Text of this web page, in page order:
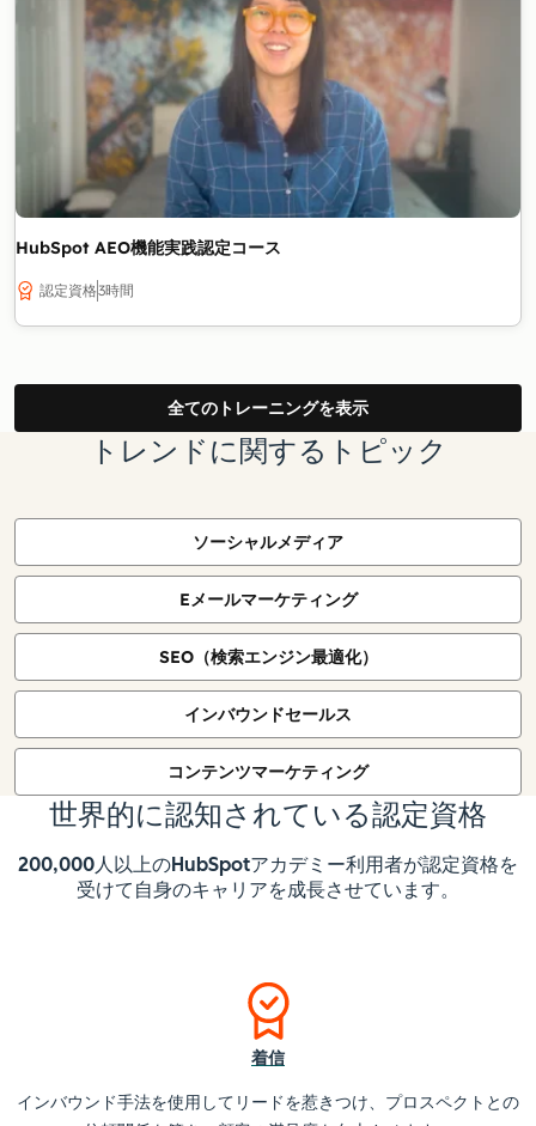
HubSpot AEO機能実践認定コース
認定資格3時間
全てのトレーニングを表示
トレンドに関するトピック
ソーシャルメディア
Eメールマーケティング
SEO（検索エンジン最適化）
インバウンドセールス
コンテンツマーケティング
世界的に認知されている認定資格
200,000人以上のHubSpotアカデミー利用者が認定資格を
受けて自身のキャリアを成長させています。
着信
インバウンド手法を使用してリードを惹きつけ、プロスペクトとの